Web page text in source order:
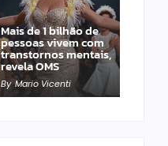
Mais de 1 bilhão de
pessoas vivem com
transtornos mentais,
revela OMS
By Mario Vicenti